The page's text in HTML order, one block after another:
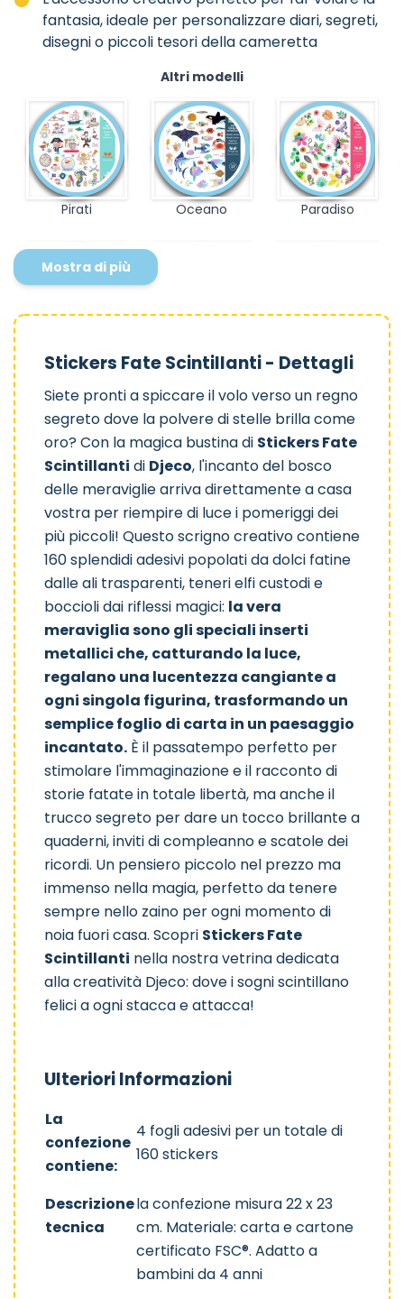
fantasia, ideale per personalizzare diari, segreti,
disegni o piccoli tesori della cameretta
Altri modelli
Pirati Oceano Paradiso
Sirene Robot Bosco
Giardino Sirene Motors
Principesse Savana
Animali Microcosmo
Mostra di più
Stickers Fate Scintillanti - Dettagli
Siete pronti a spiccare il volo verso un regno
segreto dove la polvere di stelle brilla come
oro? Con la magica bustina di Stickers Fate
Scintillanti di Djeco, l'incanto del bosco
delle meraviglie arriva direttamente a casa
vostra per riempire di luce i pomeriggi dei
più piccoli! Questo scrigno creativo contiene
160 splendidi adesivi popolati da dolci fatine
dalle ali trasparenti, teneri elfi custodi e
boccioli dai riflessi magici: la vera
meraviglia sono gli speciali inserti
metallici che, catturando la luce,
regalano una lucentezza cangiante a
ogni singola figurina, trasformando un
semplice foglio di carta in un paesaggio
incantato. È il passatempo perfetto per
stimolare l'immaginazione e il racconto di
storie fatate in totale libertà, ma anche il
trucco segreto per dare un tocco brillante a
quaderni, inviti di compleanno e scatole dei
ricordi. Un pensiero piccolo nel prezzo ma
immenso nella magia, perfetto da tenere
sempre nello zaino per ogni momento di
noia fuori casa. Scopri Stickers Fate
Scintillanti nella nostra vetrina dedicata
allacreatività Djeco: dove i sogni scintillano
felici a ogni stacca e attacca!
Ulteriori Informazioni
La
confezione
contiene:
4 fogli adesivi per un totale di
160 stickers
Descrizione
tecnica
la confezione misura 22 x 23
cm. Materiale: carta e cartone
certificato FSC®. Adatto a
bambini da 4 anni